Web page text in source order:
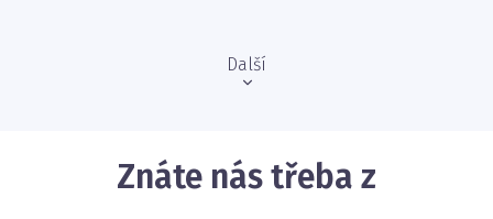
Další
Znáte nás třeba z